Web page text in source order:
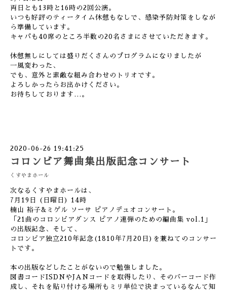
両日とも13時と16時の2回公演。
いつも好評のティータイム休憩もなしで、感染予防対策をしなが
ら準備しています。
キャパも40席のところ半数の20名さまにさせていただきます。
休憩無しにしては盛りだくさんのプログラムになりましたが
一風変わった、
でも、意外と素敵な組み合わせのトリオです。
よろしかったらお出かけください。
お待ちしております…。
2020-06-26 19:41:25
コロンビア舞曲集出版記念コンサート
くすやまホール
次なるくすやまホールは、
7月19日 (日曜日) 14時
楠山 裕子&ミゲル ソーサ ピアノデュオコンサート。
「21曲のコロンビアダンス ピアノ連弾のための編曲集 vol.1」
の出版記念、そして、
コロンビア独立210年記念(1810年7月20日)を兼ねてのコンサー
トです。
本の出版などしたことがないので勉強しました。
図書コードISDNやJANコードを取得したり、そのバーコード作
成し、それを貼り付ける場所もミリ単位で決まっているなんて知